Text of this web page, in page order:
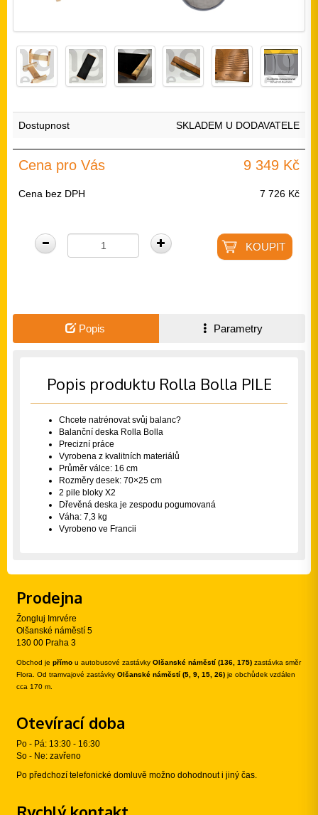
Dostupnost SKLADEM U DODAVATELE
Cena pro Vás 9 349 Kč
Cena bez DPH 7 726 Kč
Popis Parametry
Popis produktu Rolla Bolla PILE
Chcete natrénovat svůj balanc?
Balanční deska Rolla Bolla
Precizní práce
Vyrobena z kvalitních materiálů
Průměr válce: 16 cm
Rozměry desek: 70×25 cm
2 pile bloky X2
Dřevěná deska je zespodu pogumovaná
Váha: 7,3 kg
Vyrobeno ve Francii
Prodejna
Žongluj Imrvére
Olšanské náměstí 5
130 00 Praha 3
Obchod je přímo u autobusové zastávky Olšanské náměstí (136, 175) zastávka směr
Flora. Od tramvajové zastávky Olšanské náměstí (5, 9, 15, 26) je obchůdek vzdálen
cca 170 m.
Otevírací doba
Po - Pá: 13:30 - 16:30
So - Ne: zavřeno
Po předchozí telefonické domluvě možno dohodnout i jiný čas.